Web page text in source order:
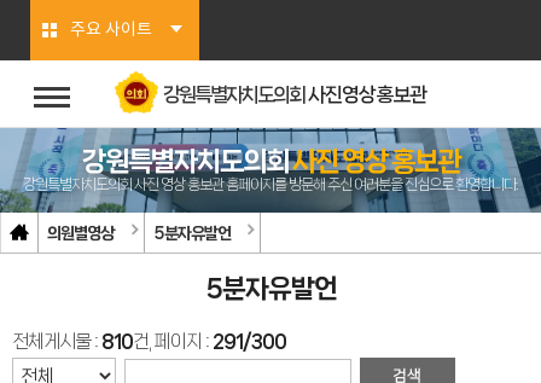
주요 사이트
강원특별자치도의회 사진영상홍보관
강원특별자치도의회사진 영상 홍보관
강원특별자치도의회 사진 영상 홍보관 홈페이지를 방문해 주신 여러분을 진심으로 환영합니다.
의원별영상 5분자유발언
5분자유발언
전체게시물 : 810건, 페이지 : 291/300